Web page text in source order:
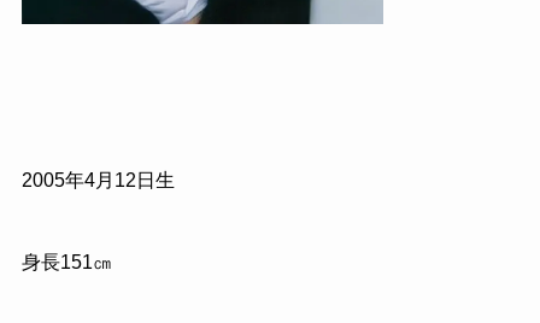
2005年4月12日生
身長151㎝